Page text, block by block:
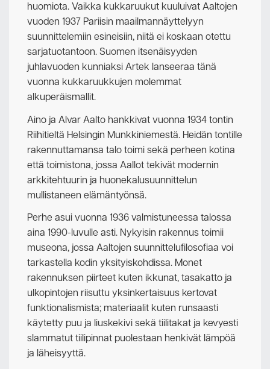
huomiota. Vaikka kukkaruukut kuuluivat Aaltojen
vuoden 1937 Pariisin maailmannäyttelyyn
suunnittelemiin esineisiin, niitä ei koskaan otettu
sarjatuotantoon. Suomen itsenäisyyden
juhlavuoden kunniaksi Artek lanseeraa tänä
vuonna kukkaruukkujen molemmat
alkuperäismallit.
Aino ja Alvar Aalto hankkivat vuonna 1934 tontin
Riihitieltä Helsingin Munkkiniemestä. Heidän tontille
rakennuttamansa talo toimi sekä perheen kotina
että toimistona, jossa Aallot tekivät modernin
arkkitehtuurin ja huonekalusuunnittelun
mullistaneen elämäntyönsä.
Perhe asui vuonna 1936 valmistuneessa talossa
aina 1990-luvulle asti. Nykyisin rakennus toimii
museona, jossa Aaltojen suunnittelufilosofiaa voi
tarkastella kodin yksityiskohdissa. Monet
rakennuksen piirteet kuten ikkunat, tasakatto ja
ulkopintojen riisuttu yksinkertaisuus kertovat
funktionalismista; materiaalit kuten runsaasti
käytetty puu ja liuskekivi sekä tiilitakat ja kevyesti
slammatut tiilipinnat puolestaan henkivät lämpöä
ja läheisyyttä.